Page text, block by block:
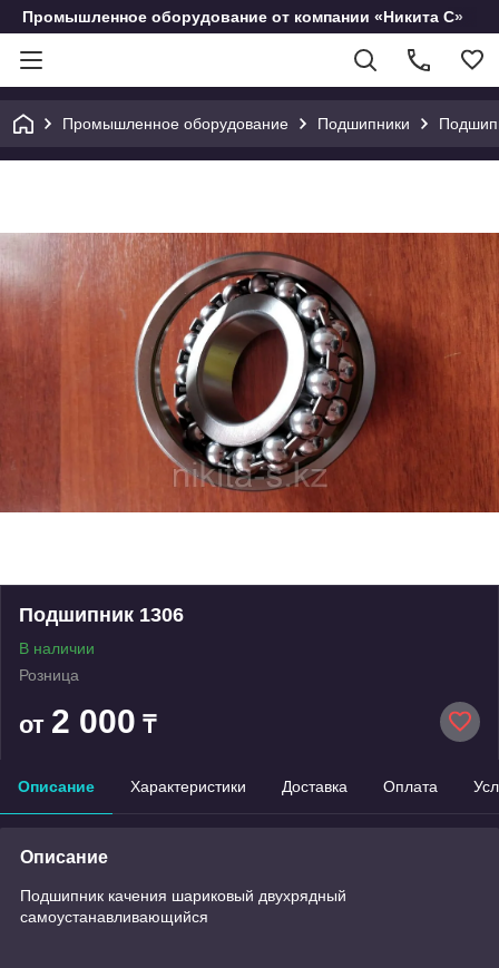
Промышленное оборудование от компании «Никита С»
Промышленное оборудование Подшипники
Подшипник 1306
В наличии
Розница
от 2 000 ₸
Описание Характеристики Доставка Оплата
Описание
Подшипник качения шариковый двухрядный
самоустанавливающийся